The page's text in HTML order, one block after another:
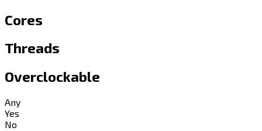
Cores
Threads
Overclockable
Any
Yes
No